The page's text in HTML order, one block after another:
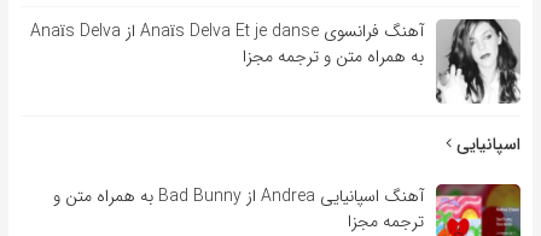
آهنگ فرانسوی Anaïs Delva Et je danse از Anaïs Delva
به همراه متن و ترجمه مجزا
اسپانیایی
آهنگ اسپانیایی Andrea از Bad Bunny به همراه متن و
ترجمه مجزا